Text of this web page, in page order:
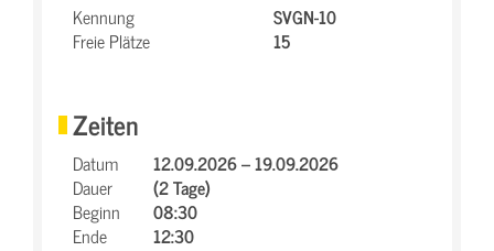
Kennung
SVGN-10
Freie Plätze
15
Zeiten
Datum
12.09.2026 – 19.09.2026
Dauer
(2 Tage)
Beginn
08:30
Ende
12:30